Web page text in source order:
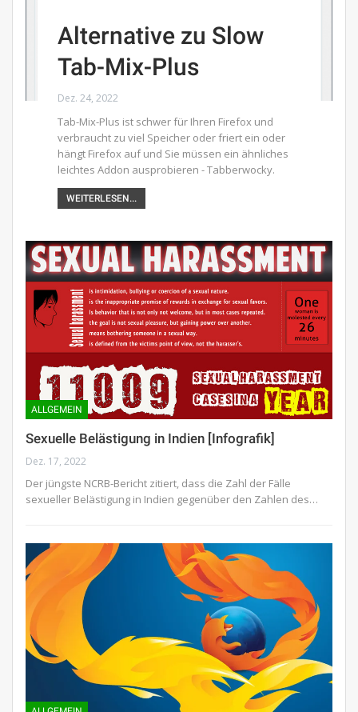
Alternative zu Slow
Tab-Mix-Plus
Dez. 24, 2022
Tab-Mix-Plus ist schwer für Ihren Firefox und
verbraucht zu viel Speicher oder friert ein oder
hängt Firefox auf und Sie müssen ein ähnliches
leichtes Addon ausprobieren - Tabberwocky.
WEITERLESEN...
ALLGEMEIN
Sexuelle Belästigung in Indien [Infografik]
Dez. 17, 2022
Der jüngste NCRB-Bericht zitiert, dass die Zahl der Fälle
sexueller Belästigung in Indien gegenüber den Zahlen des…